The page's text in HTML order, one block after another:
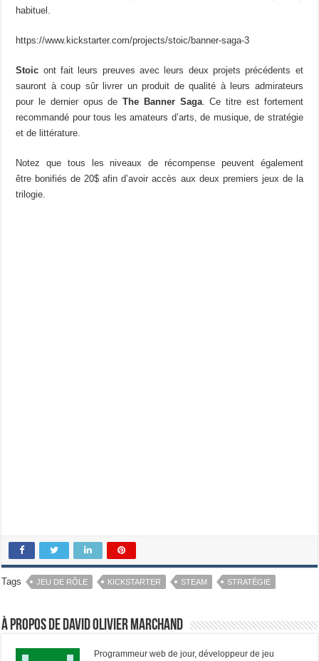
habituel.
https://www.kickstarter.com/projects/stoic/banner-saga-3
Stoic ont fait leurs preuves avec leurs deux projets précédents et
sauront à coup sûr livrer un produit de qualité à leurs admirateurs
pour le dernier opus deThe Banner Saga. Ce titre est fortement
recommandé pour tous les amateurs d’arts, de musique, de stratégie
et de littérature.
Notez que tous les niveaux de récompense peuvent également
être bonifiés de 20$ afin d’avoir accès aux deux premiers jeux de la
trilogie.
Tags JEU DE RÔLE KICKSTARTER STEAM STRATÉGIE
À propos de David Olivier Marchand
Programmeur web de jour, développeur de jeu